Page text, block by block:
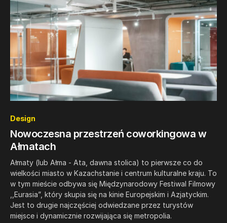
Design
Nowoczesna przestrzeń coworkingowa w
Ałmatach
Ałmaty (lub Ałma - Ata, dawna stolica) to pierwsze co do
wielkości miasto w Kazachstanie i centrum kulturalne kraju. To
w tym mieście odbywa się Międzynarodowy Festiwal Filmowy
,,Eurasia”, który skupia się na kinie Europejskim i Azjatyckim.
Jest to drugie najczęściej odwiedzane przez turystów
miejsce i dynamicznie rozwijająca się metropolia.